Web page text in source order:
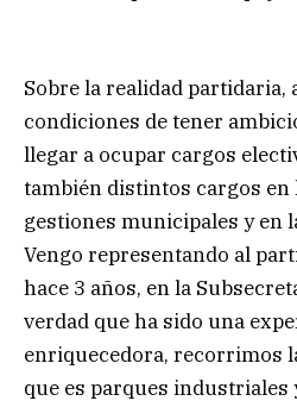
Sobre la realidad partidaria,
condiciones de tener
llegar a ocupar cargos
también distintos cargos en
gestiones municipales y en
Vengo representando al
hace 3 años, en la
verdad que ha sido una
enriquecedora, recorrimos
que es parques